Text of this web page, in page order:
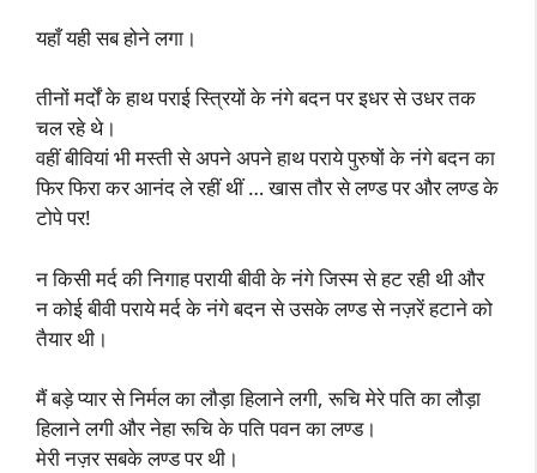
यहाँ यही सब होने लगा।
तीनों मर्दों के हाथ पराई स्त्रियों के नंगे बदन पर इधर से उधर तक
चल रहे थे।
वहीं बीवियां भी मस्ती से अपने अपने हाथ पराये पुरुषों के नंगे बदन का
फिर फिरा कर आनंद ले रहीं थीं … खास तौर से लण्ड पर और लण्ड के
टोपे पर!
न किसी मर्द की निगाह परायी बीवी के नंगे जिस्म से हट रही थी और
न कोई बीवी पराये मर्द के नंगे बदन से उसके लण्ड से नज़रें हटाने को
तैयार थी।
मैं बड़े प्यार से निर्मल का लौड़ा हिलाने लगी, रूचि मेरे पति का लौड़ा
हिलाने लगी और नेहा रूचि के पति पवन का लण्ड।
मेरी नज़र सबके लण्ड पर थी।